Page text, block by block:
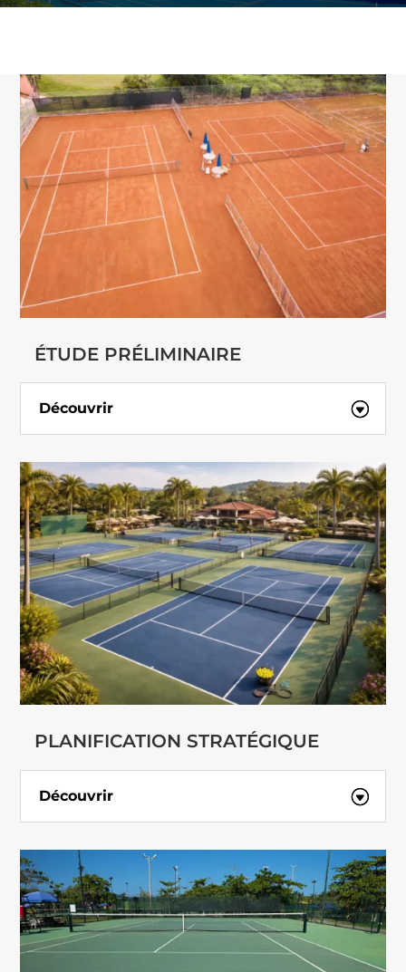
ÉTUDE PRÉLIMINAIRE
Découvrir
PLANIFICATION STRATÉGIQUE
Découvrir